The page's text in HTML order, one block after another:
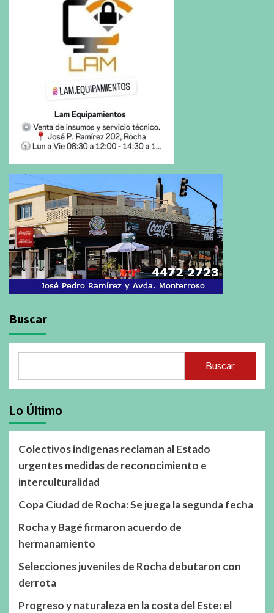
Buscar
Buscar
Lo Último
Colectivos indígenas reclaman al Estado
urgentes medidas de reconocimiento e
interculturalidad
Copa Ciudad de Rocha: Se juega la segunda fecha
Rocha y Bagé firmaron acuerdo de
hermanamiento
Selecciones juveniles de Rocha debutaron con
derrota
Progreso y naturaleza en la costa del Este: el